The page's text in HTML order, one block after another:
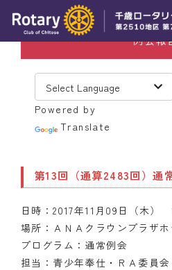
トピックス
例会報告
スケジュール
年間プログラム
木曜会
例会報
Powered by
Translate
第13回（通算2483回）通
日時：2017年11月09日（木）
場所：ＡＮＡクラウンプラザ
プログラム：通常例会
担当：青少年奉仕・ＲＡ委員会